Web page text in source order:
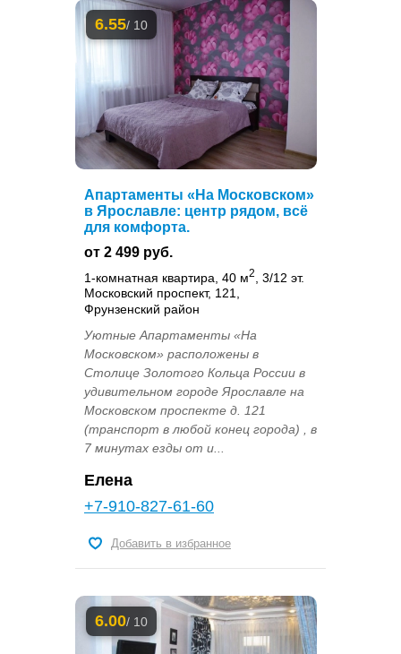
6.55/ 10
Апартаменты «На Московском»
в Ярославле: центр рядом, всё
для комфорта.
от 2 499 руб.
1-комнатная квартира, 40 м2
, 3/12 эт.
Московский проспект, 121,
Фрунзенский район
Уютные Апартаменты «На
Московском» расположены в
Столице Золотого Кольца России в
удивительном городе Ярославле на
Московском проспекте д. 121
(транспорт в любой конец города) , в
7 минутах езды от и...
Елена
+7-910-827-61-60
Добавить в избранное
6.00/ 10